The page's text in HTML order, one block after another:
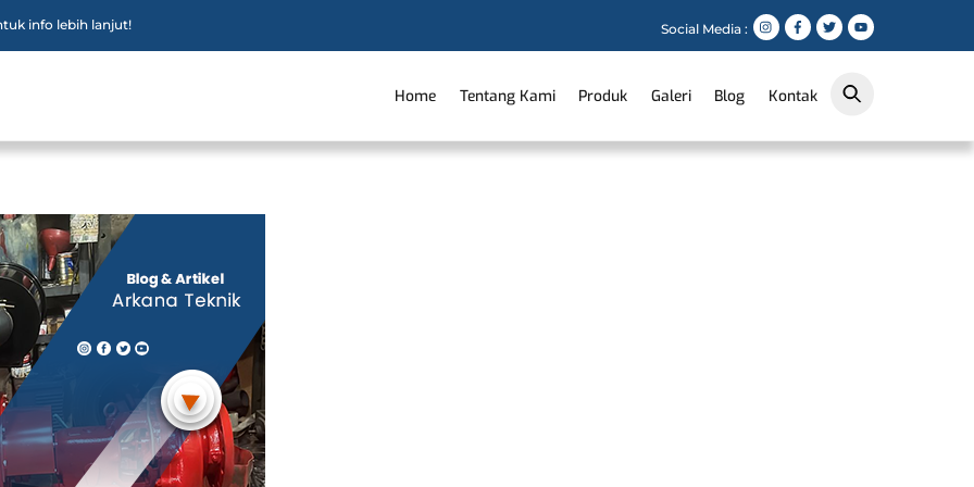
info lebih lanjut! Social Media :
Home Tentang Kami Produk Galeri Blog Kontak